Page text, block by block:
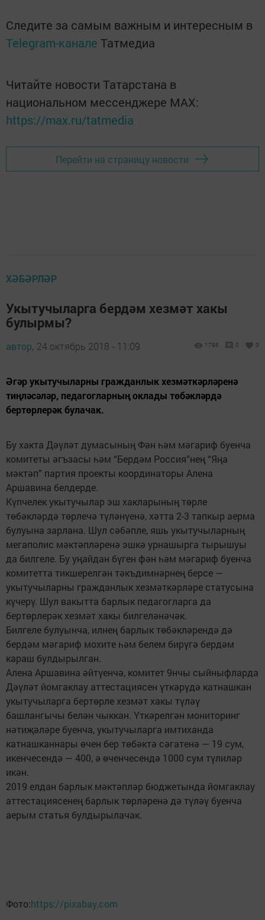
Следите за самым важным и интересным в
Telegram-канале Татмедиа
Читайте новости Татарстана в
национальном мессенджере MАХ:
https://max.ru/tatmedia
Перейти на страницу новости
ХӘБӘРЛӘР
Укытучыларга бердәм хезмәт хакы
булырмы?
автор, 24 октябрь 2018 - 11:09 1798 0 0
Әгәр укытучыларны гражданлык хезмәткәрләренә
тиңләсәләр, педагогларның оклады төбәкләрдә
бертөрлерәк булачак.
Бу хакта Дәүләт думасының Фән һәм мәгариф буенча
комитеты әгъзасы һәм “Бердәм Россия”нең “Яңа
мәктәп” партия проекты координаторы Алена
Аршавина белдерде.
Күпчелек укытучылар эш хакларының төрле
төбәкләрдә төрлечә түләнүенә, хәтта 2-3 тапкыр аерма
булуына зарлана. Шул сәбәпле, яшь укытучыларның
мегаполис мәктәпләренә эшкә урнашырга тырышуы
да билгеле. Бу уңайдан бүген фән һәм мәгариф буенча
комитетта тикшерелгән тәкъдимнәрнең берсе —
укытучыларны гражданлык хезмәткәрләре статусына
күчерү. Шул вакытта барлык педагогларга да
бертөрлерәк хезмәт хакы билгеләнәчәк.
Билгеле булуынча, илнең барлык төбәкләрендә дә
бердәм мәгариф мохите һәм белем бирүгә бердәм
караш булдырылган.
Алена Аршавина әйтүенчә, комитет 9нчы сыйныфларда
Дәүләт йомгаклау аттестациясен үткәрүдә катнашкан
укытучыларга бертөрле хезмәт хакы түләү
башлангычы белән чыккан. Үткәрелгән мониторинг
нәтиҗәләре буенча, укытучыларга имтиханда
катнашканнары өчен бер төбәктә сәгатенә — 19 сум,
икенчесендә — 400, ә өченчесендә 1000 сум түлиләр
икән.
2019 елдан барлык мәктәпләр бюджетында йомгаклау
аттестациясенең барлык төрләренә дә түләү буенча
аерым статья булдырылачак.
Фото:https://pixabay.com